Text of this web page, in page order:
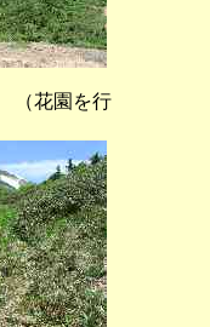
園を行